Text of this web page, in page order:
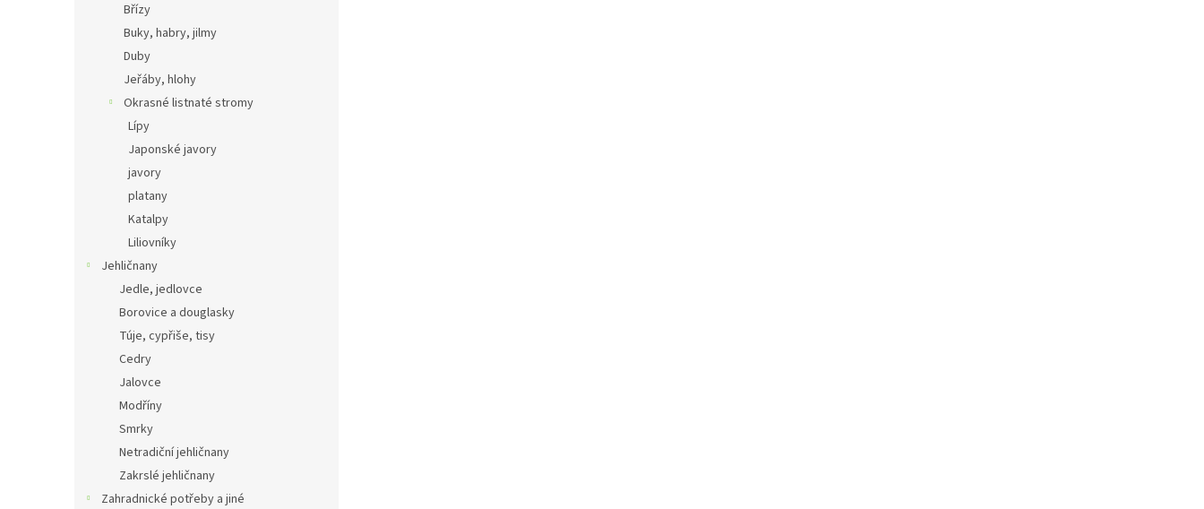
Břízy
Buky, habry, jilmy
Duby
Jeřáby, hlohy
Okrasné listnaté stromy
Lípy
Japonské javory
javory
platany
Katalpy
Liliovníky
Jehličnany
Jedle, jedlovce
Borovice a douglasky
Túje, cypřiše, tisy
Cedry
Jalovce
Modříny
Smrky
Netradiční jehličnany
Zakrslé jehličnany
Zahradnické potřeby a jiné